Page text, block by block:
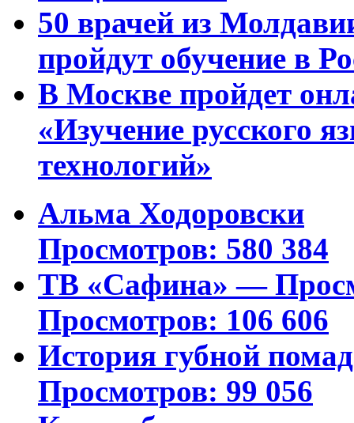
50 врачей из
пройдут обучение в
В Москве пройдет
«Изучение русского
технологий»
Альма Ходоровски
Просмотров: 580 384
ТВ «Сафина» —
Просмотров: 106 606
История губной
Просмотров: 99 056